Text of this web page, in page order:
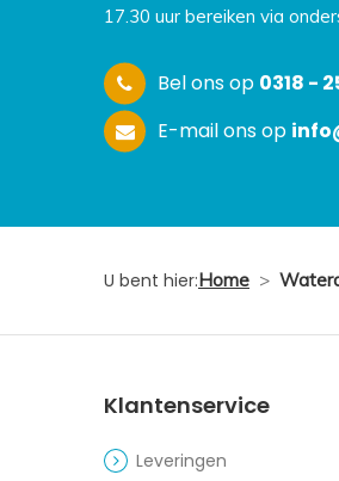
17.30 uur bereiken via
Bel ons op 0318 -
E-mail ons op
U bent hier:Home >
Klantenservice
Leveringen